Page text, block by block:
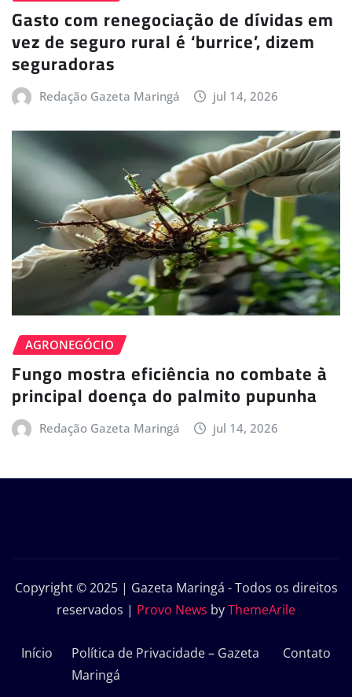
Gasto com renegociação de dívidas em
vez de seguro rural é ‘burrice’, dizem
seguradoras
Redação Gazeta Maringá jul 14, 2026
AGRONEGÓCIO
Fungo mostra eficiência no combate à
principal doença do palmito pupunha
Redação Gazeta Maringá jul 14, 2026
Copyright © 2025 | Gazeta Maringá - Todos os direitos
reservados | Provo News byThemeArile
Início
Política de Privacidade – Gazeta
Maringá
Contato